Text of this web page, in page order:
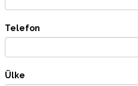
Telefon
Ülke